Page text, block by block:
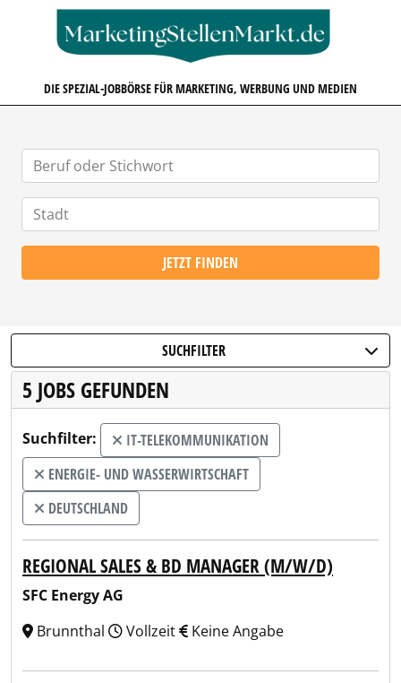
DIE SPEZIAL-JOBBÖRSE FÜR MARKETING, WERBUNG UND MEDIEN
JETZT FINDEN
SUCHFILTER
5 JOBS GEFUNDEN
Suchfilter:
IT-TELEKOMMUNIKATION
ENERGIE- UND WASSERWIRTSCHAFT
DEUTSCHLAND
REGIONAL SALES & BD MANAGER (M/W/D)
SFC Energy AG
Brunnthal
Vollzeit Keine Angabe